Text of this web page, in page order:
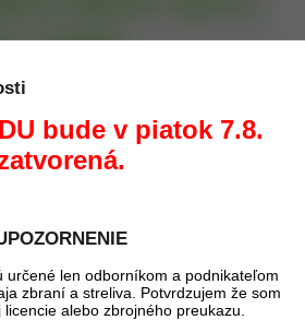
stredná
na puškohľady
30mm/weaver, stredná
bude v piatok 7.8.
určené len odborníkom a podnikateľom
zbraní a streliva. Potvrdzujem že som
alebo zbrojného preukazu.